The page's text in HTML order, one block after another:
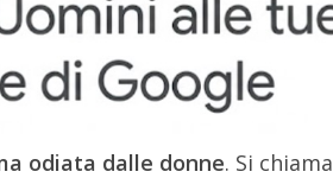
odiata dalle donne. Si chiama